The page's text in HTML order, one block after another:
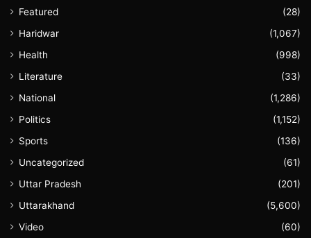
Featured
(28)
Haridwar
(1,067)
Health
(998)
Literature
(33)
National
(1,286)
Politics
(1,152)
Sports
(136)
Uncategorized
(61)
Uttar Pradesh
(201)
Uttarakhand
(5,600)
Video
(60)